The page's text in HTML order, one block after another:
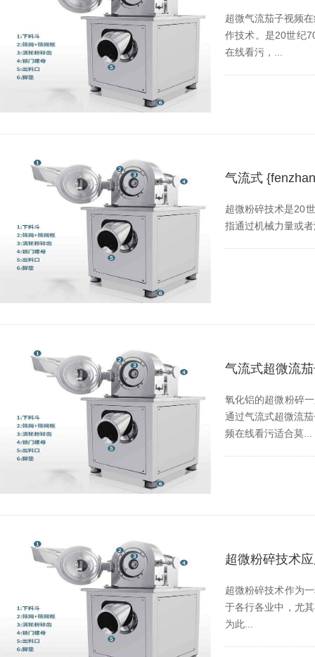
超微气流茄子视频
作技术。是20世
在线看污，...
气流式
超微粉碎技术是20世
指通过机械力量或者
气流式超微流
氧化铝的超微粉碎一
通过气流式超微流茄
频在线看污适合莫...
超微粉碎技术
超微粉碎技术作为一
于各行各业中，尤
为此...